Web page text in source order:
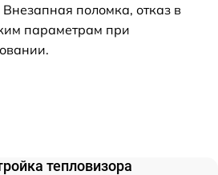
поломка, отказ в
параметрам при
тепловизора